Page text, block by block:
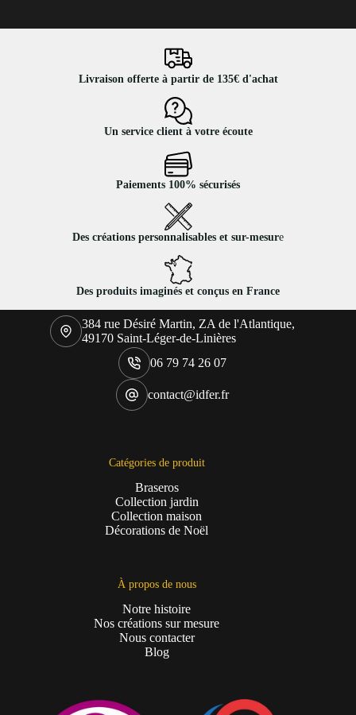
Livraison offerte à partir de 135€ d'achat
Un service client à votre écoute
Paiements 100% sécurisés
Des créations personnalisables et sur-mesure
Des produits imaginés et conçus en France
384 rue Désiré Martin, ZA de l'Atlantique,
49170 Saint-Léger-de-Linières
06 79 74 26 07
contact@idfer.fr
Catégories de produit
Braseros
Collection jardin
Collection maison
Décorations de Noël
À propos de nous
Notre histoire
Nos créations sur mesure
Nous contacter
Blog